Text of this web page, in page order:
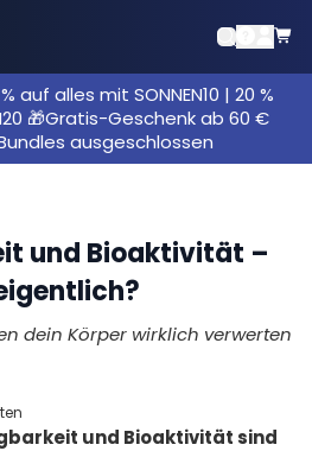
auf alles mit SONNEN10 | 20 %
🎁Gratis-Geschenk ab 60 €
ausgeschlossen
und Bioaktivität –
dein Körper wirklich verwerten
und Bioaktivität sind
das?